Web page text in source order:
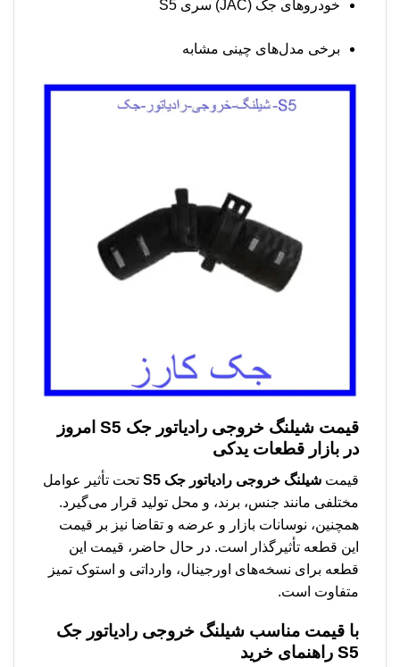
خودروهای جک (JAC) سری S5
برخی مدل‌های چینی مشابه
قیمت شیلنگ خروجی رادیاتور جک S5 امروز
در بازار قطعات یدکی
قیمت شیلنگ خروجی رادیاتور جک S5
تحت تأثیر عوامل
مختلفی مانند جنس، برند، و محل تولید قرار می‌گیرد.
همچنین، نوسانات بازار و عرضه و تقاضا نیز بر قیمت
این قطعه تأثیرگذار است. در حال حاضر، قیمت این
قطعه برای نسخه‌های اورجینال، وارداتی و استوک تمیز
متفاوت است.
با قیمت مناسب شیلنگ خروجی رادیاتور جک
S5 راهنمای خرید